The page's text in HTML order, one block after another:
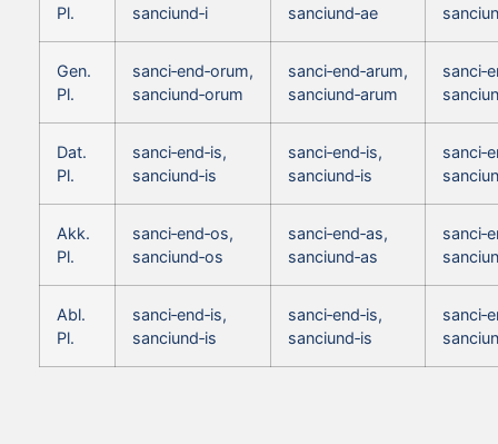
Pl.
sanciund‑i
sanciund‑ae
Gen.
Pl.
sanci‑end‑orum,
sanciund‑orum
sanci‑end‑arum,
sanciund‑arum
Dat.
Pl.
sanci‑end‑is,
sanciund‑is
sanci‑end‑is,
sanciund‑is
Akk.
Pl.
sanci‑end‑os,
sanciund‑os
sanci‑end‑as,
sanciund‑as
Abl.
Pl.
sanci‑end‑is,
sanciund‑is
sanci‑end‑is,
sanciund‑is